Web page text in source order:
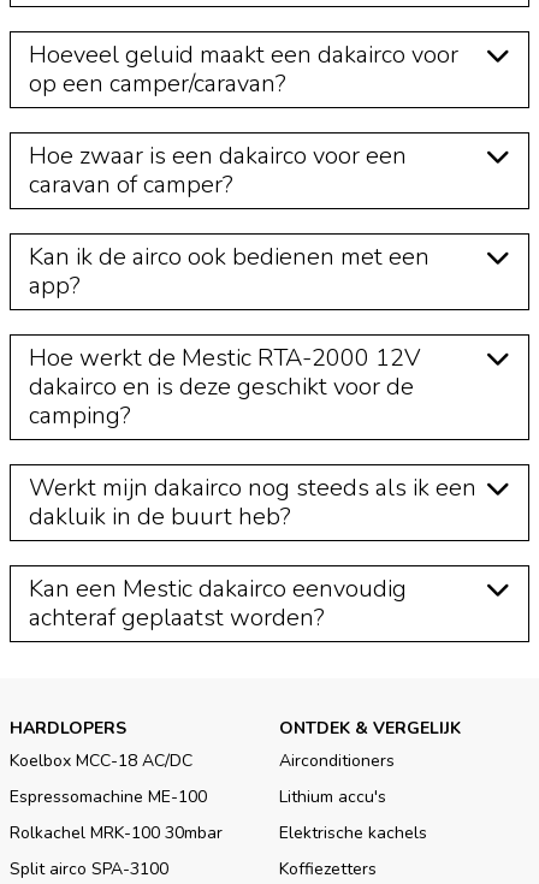
Hoeveel geluid maakt een dakairco voor
op een camper/caravan?
Hoe zwaar is een dakairco voor een
caravan of camper?
Kan ik de airco ook bedienen met een
app?
Hoe werkt de Mestic RTA-2000 12V
dakairco en is deze geschikt voor de
camping?
Werkt mijn dakairco nog steeds als ik een
dakluik in de buurt heb?
Kan een Mestic dakairco eenvoudig
achteraf geplaatst worden?
HARDLOPERS
Koelbox MCC-18 AC/DC
Espressomachine ME-100
Rolkachel MRK-100 30mbar
Split airco SPA-3100
ONTDEK & VERGELIJK
Airconditioners
Lithium accu's
Elektrische kachels
Koffiezetters